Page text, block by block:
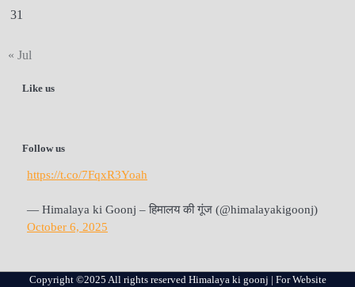
31
« Jul
Like us
Follow us
https://t.co/7FqxR3Yoah
— Himalaya ki Goonj – हिमालय की गूंज (@himalayakigoonj)
October 6, 2025
Copyright ©2025 All rights reserved Himalaya ki goonj | For Website